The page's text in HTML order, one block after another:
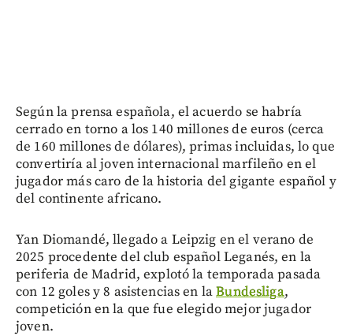
Según la prensa española, el acuerdo se habría
cerrado en torno a los 140 millones de euros (cerca
de 160 millones de dólares), primas incluidas, lo que
convertiría al joven internacional marfileño en el
jugador más caro de la historia del gigante español y
del continente africano.
Yan Diomandé, llegado a Leipzig en el verano de
2025 procedente del club español Leganés, en la
periferia de Madrid, explotó la temporada pasada
con 12 goles y 8 asistencias en laBundesliga,
competición en la que fue elegido mejor jugador
joven.